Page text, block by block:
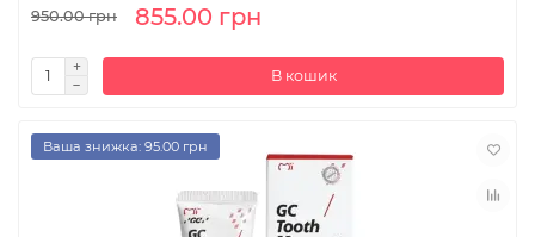
950.00 грн 855.00 грн
В кошик
Ваша знижка: 95.00 грн